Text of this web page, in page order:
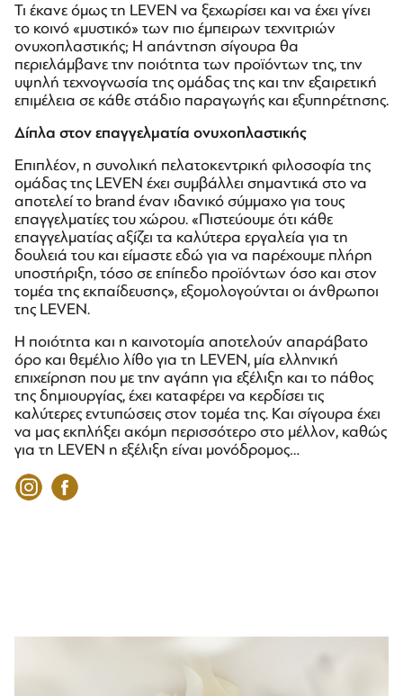
Τι έκανε όμως τη LEVEN να ξεχωρίσει και να έχει γίνει
το κοινό «μυστικό» των πιο έμπειρων τεχνιτριών
ονυχοπλαστικής; Η απάντηση σίγουρα θα
περιελάμβανε την ποιότητα των προϊόντων της, την
υψηλή τεχνογνωσία της ομάδας της και την εξαιρετική
επιμέλεια σε κάθε στάδιο παραγωγής και εξυπηρέτησης.
Δίπλα στον επαγγελματία ονυχοπλαστικής
Επιπλέον, η συνολική πελατοκεντρική φιλοσοφία της
ομάδας της LEVEN έχει συμβάλλει σημαντικά στο να
αποτελεί το brand έναν ιδανικό σύμμαχο για τους
επαγγελματίες του χώρου. «Πιστεύουμε ότι κάθε
επαγγελματίας αξίζει τα καλύτερα εργαλεία για τη
δουλειά του και είμαστε εδώ για να παρέχουμε πλήρη
υποστήριξη, τόσο σε επίπεδο προϊόντων όσο και στον
τομέα της εκπαίδευσης», εξομολογούνται οι άνθρωποι
της LEVEN.
Η ποιότητα και η καινοτομία αποτελούν απαράβατο
όρο και θεμέλιο λίθο για τη LEVEN, μία ελληνική
επιχείρηση που με την αγάπη για εξέλιξη και το πάθος
της δημιουργίας, έχει καταφέρει να κερδίσει τις
καλύτερες εντυπώσεις στον τομέα της. Και σίγουρα έχει
να μας εκπλήξει ακόμη περισσότερο στο μέλλον, καθώς
για τη LEVEN η εξέλιξη είναι μονόδρομος…